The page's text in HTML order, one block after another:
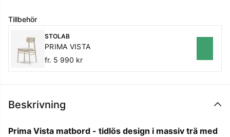
Tillbehör
STOLAB
PRIMA VISTA
fr. 5 990 kr
Beskrivning
Prima Vista matbord - tidlös design i massiv trä med